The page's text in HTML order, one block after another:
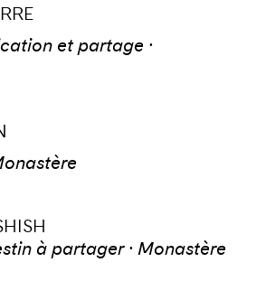
et partage ·
à partager · Monastère